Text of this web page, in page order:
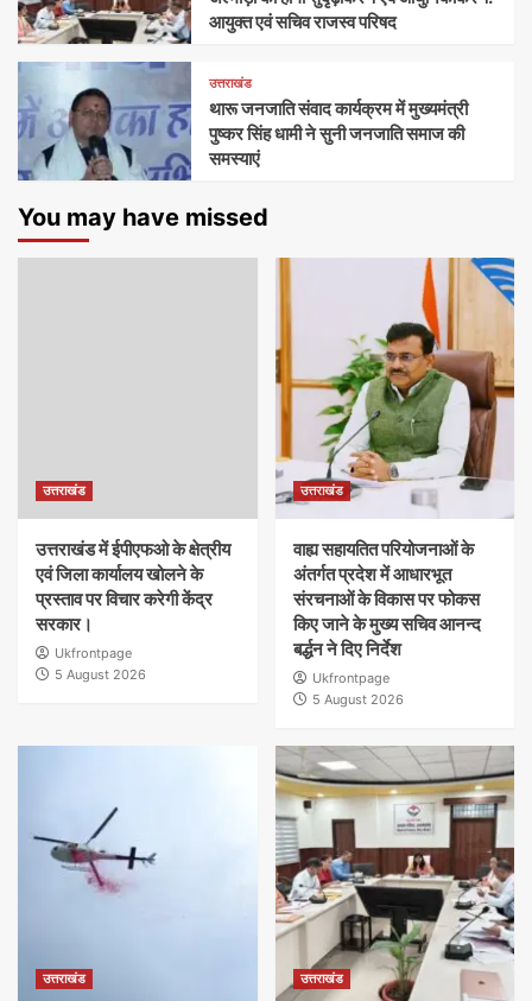
आयुक्त एवं सचिव राजस्व परिषद
उत्तराखंड
थारू जनजाति संवाद कार्यक्रम में मुख्यमंत्री
पुष्कर सिंह धामी ने सुनी जनजाति समाज की
समस्याएं
You may have missed
उत्तराखंड
उत्तराखंड में ईपीएफओ के क्षेत्रीय
एवं जिला कार्यालय खोलने के
प्रस्ताव पर विचार करेगी केंद्र
सरकार।
Ukfrontpage
5 August 2026
उत्तराखंड
वाह्य सहायतित परियोजनाओं के
अंतर्गत प्रदेश में आधारभूत
संरचनाओं के विकास पर फोकस
किए जाने के मुख्य सचिव आनन्द
बर्द्धन ने दिए निर्देश
Ukfrontpage
5 August 2026
उत्तराखंड उत्तराखंड